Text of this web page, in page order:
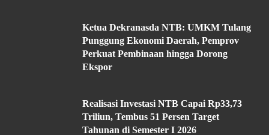
Ketua Dekranasda NTB: UMKM Tulang
Punggung Ekonomi Daerah, Pemprov
Perkuat Pembinaan hingga Dorong
Ekspor
Realisasi Investasi NTB Capai Rp33,73
Triliun, Tembus 51 Persen Target
Tahunan di Semester I 2026